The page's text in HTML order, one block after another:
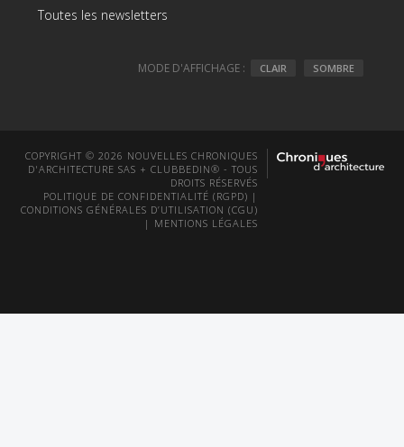
Toutes les newsletters
MODE D'AFFICHAGE : CLAIR SOMBRE
COPYRIGHT © 2026 NOUVELLES CHRONIQUES
D'ARCHITECTURE SAS + CLUBBEDIN® - TOUS
DROITS RÉSERVÉS
POLITIQUE DE CONFIDENTIALITÉ (RGPD) |
CONDITIONS GÉNÉRALES D’UTILISATION (CGU)
| MENTIONS LÉGALES